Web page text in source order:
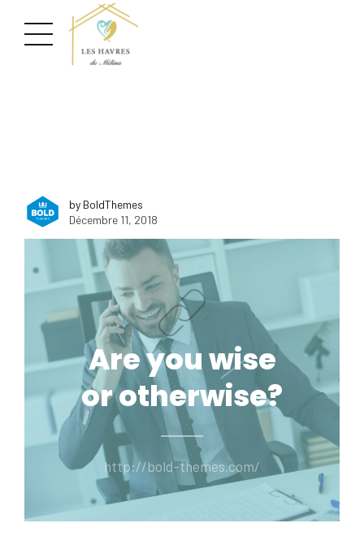
by BoldThemes
Décembre 11, 2018
Are you wise
or otherwise?
http://bold-themes.com/